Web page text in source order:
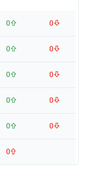
0 0
0 0
0 0
0 0
0 0
0